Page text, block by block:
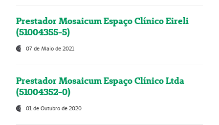
Prestador Mosaicum Espaço Clínico Eireli
(51004355-5)
07 de Maio de 2021
Prestador Mosaicum Espaço Clínico Ltda
(51004352-0)
01 de Outubro de 2020